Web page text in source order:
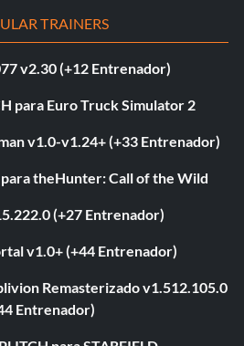
TRAINERS
v2.30 (+12 Entrenador)
para Euro Truck Simulator 2
v1.0-v1.24+ (+33 Entrenador)
theHunter: Call of the Wild
(+27 Entrenador)
v1.0+ (+44 Entrenador)
Remasterizado v1.512.105.0
Entrenador)